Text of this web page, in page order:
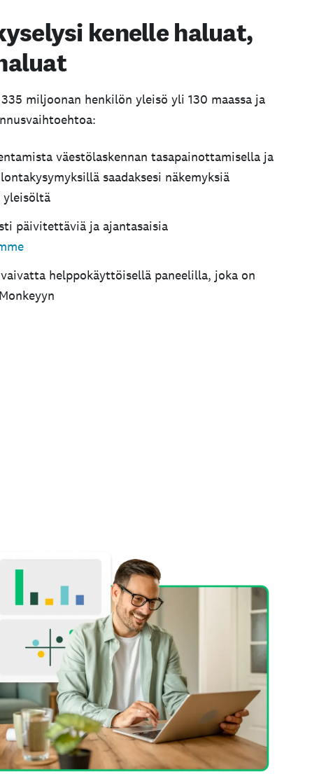
kenelle haluat,
miljoonan henkilön yleisö yli 130 maassa ja
väestölaskennan tasapainottamisella ja
saadaksesi näkemyksiä
päivitettäviä ja ajantasaisia
helppokäyttöisellä paneelilla, joka on